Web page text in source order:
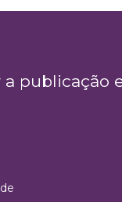
a publicação